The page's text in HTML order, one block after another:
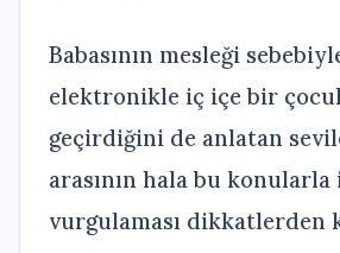
Babasının mesleği
elektronikle iç içe bir
geçirdiğini de anlatan
arasının hala bu
vurgulaması dikkatlerden